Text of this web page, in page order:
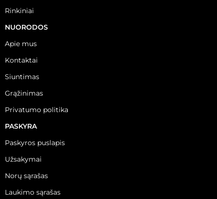
Rinkiniai
NUORODOS
Apie mus
Kontaktai
Siuntimas
Grąžinimas
Privatumo politika
PASKYRA
Paskyros puslapis
Užsakymai
Norų sąrašas
Laukimo sąrašas